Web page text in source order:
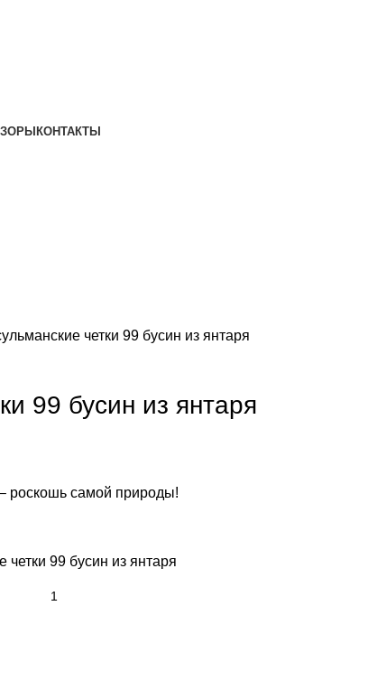
КОНТАКТЫ
четки 99 бусин из янтаря
99 бусин из янтаря
роскошь самой природы!
четки 99 бусин из янтаря